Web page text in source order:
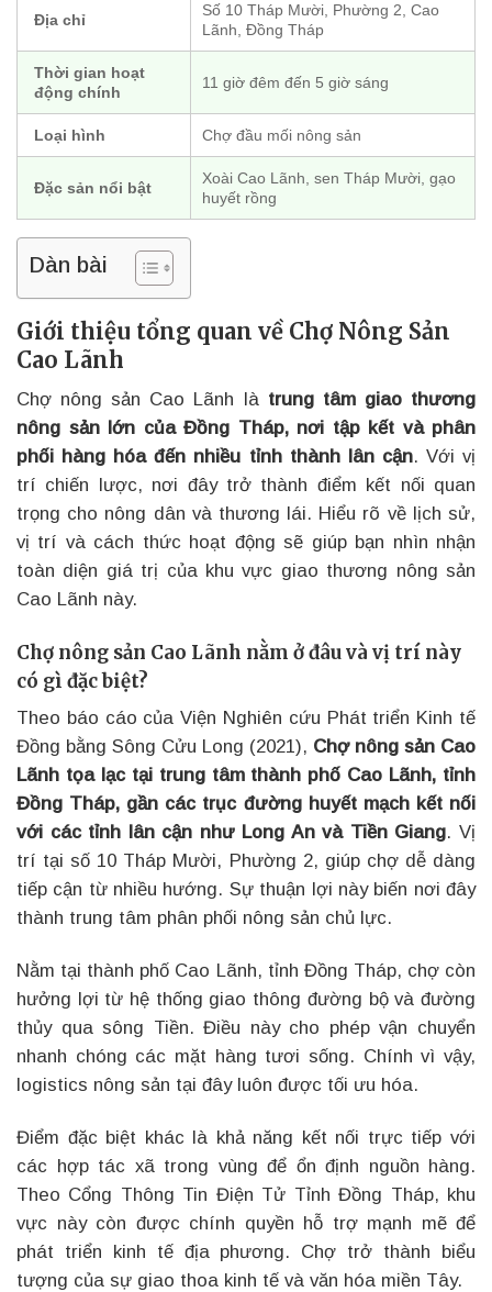
Địa chỉ
Số 10 Tháp Mười, Phường 2, Cao
Lãnh, Đồng Tháp
Thời gian hoạt
động chính
11 giờ đêm đến 5 giờ sáng
Loại hình Chợ đầu mối nông sản
Đặc sản nổi bật
Xoài Cao Lãnh, sen Tháp Mười, gạo
huyết rồng
Dàn bài
Giới thiệu tổng quan về Chợ Nông Sản
Cao Lãnh
Chợ nông sản Cao Lãnh là trung tâm giao thương
nông sản lớn của Đồng Tháp, nơi tập kết và phân
phối hàng hóa đến nhiều tỉnh thành lân cận. Với vị
trí chiến lược, nơi đây trở thành điểm kết nối quan
trọng cho nông dân và thương lái. Hiểu rõ về lịch sử,
vị trí và cách thức hoạt động sẽ giúp bạn nhìn nhận
toàn diện giá trị của khu vực giao thương nông sản
Cao Lãnh này.
Chợ nông sản Cao Lãnh nằm ở đâu và vị trí này
có gì đặc biệt?
Theo báo cáo của Viện Nghiên cứu Phát triển Kinh tế
Đồng bằng Sông Cửu Long (2021), Chợ nông sản Cao
Lãnh tọa lạc tại trung tâm thành phố Cao Lãnh, tỉnh
Đồng Tháp, gần các trục đường huyết mạch kết nối
với các tỉnh lân cận như Long An và Tiền Giang. Vị
trí tại số 10 Tháp Mười, Phường 2, giúp chợ dễ dàng
tiếp cận từ nhiều hướng. Sự thuận lợi này biến nơi đây
thành trung tâm phân phối nông sản chủ lực.
Nằm tại thành phố Cao Lãnh, tỉnh Đồng Tháp, chợ còn
hưởng lợi từ hệ thống giao thông đường bộ và đường
thủy qua sông Tiền. Điều này cho phép vận chuyển
nhanh chóng các mặt hàng tươi sống. Chính vì vậy,
logistics nông sản tại đây luôn được tối ưu hóa.
Điểm đặc biệt khác là khả năng kết nối trực tiếp với
các hợp tác xã trong vùng để ổn định nguồn hàng.
Theo Cổng Thông Tin Điện Tử Tỉnh Đồng Tháp, khu
vực này còn được chính quyền hỗ trợ mạnh mẽ để
phát triển kinh tế địa phương. Chợ trở thành biểu
tượng của sự giao thoa kinh tế và văn hóa miền Tây.